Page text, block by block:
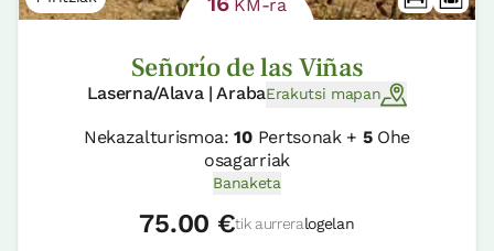
KM-ra
Señorío de las Viñas
Laserna/Alava | ArabaErakutsi mapan
Nekazalturismoa:10Pertsonak + 5Ohe
osagarriak
Banaketa
75.00 €tik aurreralogelan